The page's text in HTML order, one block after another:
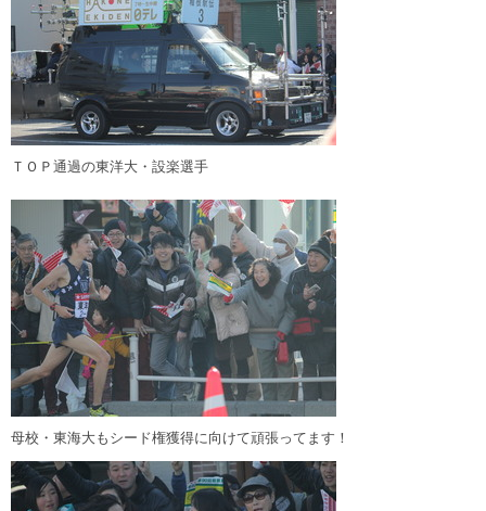
ＴＯＰ通過の東洋大・設楽選手
母校・東海大もシード権獲得に向けて頑張ってます！